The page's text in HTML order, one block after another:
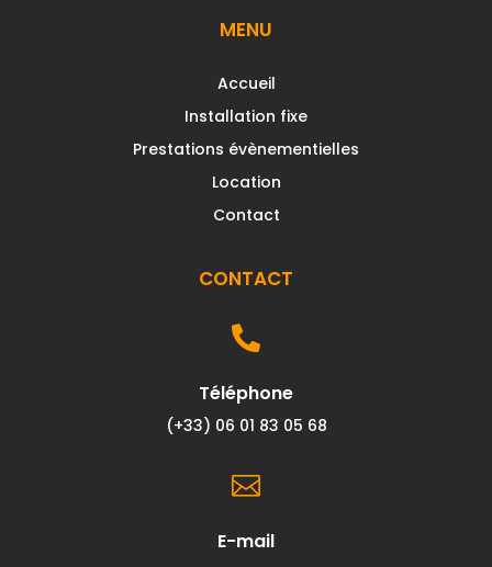
MENU
Accueil
Installation fixe
Prestations évènementielles
Location
Contact
CONTACT

Téléphone
(+33) 06 01 83 05 68

E-mail